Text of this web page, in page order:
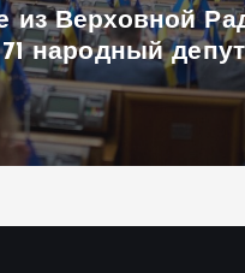
из Верховной
народный